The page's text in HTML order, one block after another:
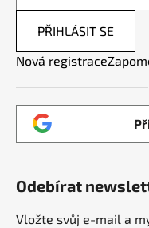
PŘIHLÁSIT SE
Nová registrace
Odebírat
Vložte svůj e-mail a